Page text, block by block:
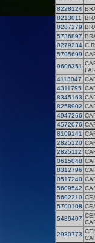
8228124
8213011
8287279
5736897
0279234 C
5795699
9606351
4113047
4311795
8345163
8258902
4947266
4572076
8109141
2825120
2825112
0615048
8312796
0517240
5609542
5692210
5700108
5489407
2930773